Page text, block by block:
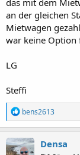
das mit dem
an der gleichen
Mietwagen
war keine Option
LG
Steffi
R
e
a
k
t
bens2613
Densa